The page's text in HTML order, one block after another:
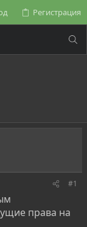
Регистрация
#1
права на